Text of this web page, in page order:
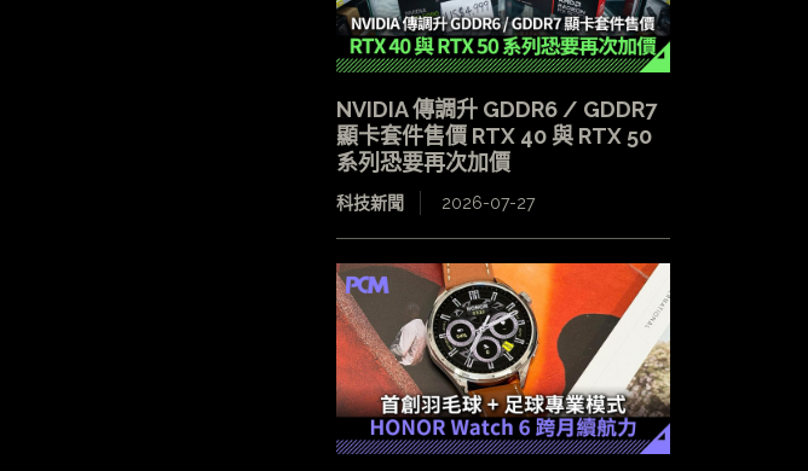
NVIDIA 傳調升 GDDR6 / GDDR7
顯卡套件售價 RTX 40 與 RTX 50
系列恐要再次加價
科技新聞 2026-07-27